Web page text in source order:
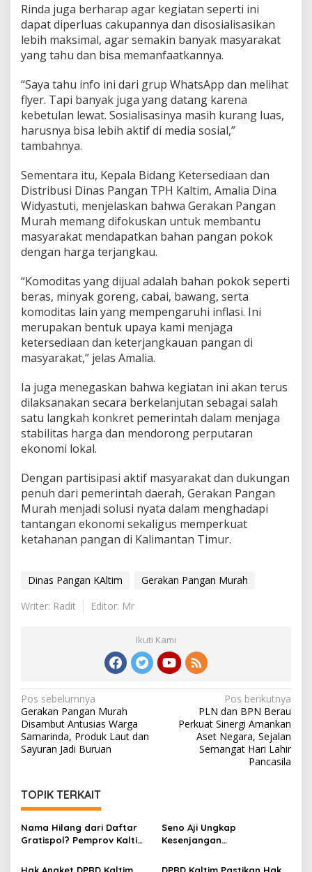
Rinda juga berharap agar kegiatan seperti ini
dapat diperluas cakupannya dan disosialisasikan
lebih maksimal, agar semakin banyak masyarakat
yang tahu dan bisa memanfaatkannya.
“Saya tahu info ini dari grup WhatsApp dan melihat
flyer. Tapi banyak juga yang datang karena
kebetulan lewat. Sosialisasinya masih kurang luas,
harusnya bisa lebih aktif di media sosial,”
tambahnya.
Sementara itu, Kepala Bidang Ketersediaan dan
Distribusi Dinas Pangan TPH Kaltim, Amalia Dina
Widyastuti, menjelaskan bahwa Gerakan Pangan
Murah memang difokuskan untuk membantu
masyarakat mendapatkan bahan pangan pokok
dengan harga terjangkau.
“Komoditas yang dijual adalah bahan pokok seperti
beras, minyak goreng, cabai, bawang, serta
komoditas lain yang mempengaruhi inflasi. Ini
merupakan bentuk upaya kami menjaga
ketersediaan dan keterjangkauan pangan di
masyarakat,” jelas Amalia.
Ia juga menegaskan bahwa kegiatan ini akan terus
dilaksanakan secara berkelanjutan sebagai salah
satu langkah konkret pemerintah dalam menjaga
stabilitas harga dan mendorong perputaran
ekonomi lokal.
Dengan partisipasi aktif masyarakat dan dukungan
penuh dari pemerintah daerah, Gerakan Pangan
Murah menjadi solusi nyata dalam menghadapi
tantangan ekonomi sekaligus memperkuat
ketahanan pangan di Kalimantan Timur.
Dinas Pangan KAltim
Gerakan Pangan Murah
Writer: Radit
Editor: Mr
Ikuti Kami
Navigasi
pos
Pos sebelumnya
Gerakan Pangan Murah
Disambut Antusias Warga
Samarinda, Produk Laut dan
Sayuran Jadi Buruan
Pos berikutnya
PLN dan BPN Berau
Perkuat Sinergi Amankan
Aset Negara, Sejalan
Semangat Hari Lahir
Pancasila
TOPIK TERKAIT
Nama Hilang dari Daftar
Gratispol? Pemprov Kaltim
Penerima
Seno Aji Ungkap
Kesenjangan
Fokus Pembangunan ke